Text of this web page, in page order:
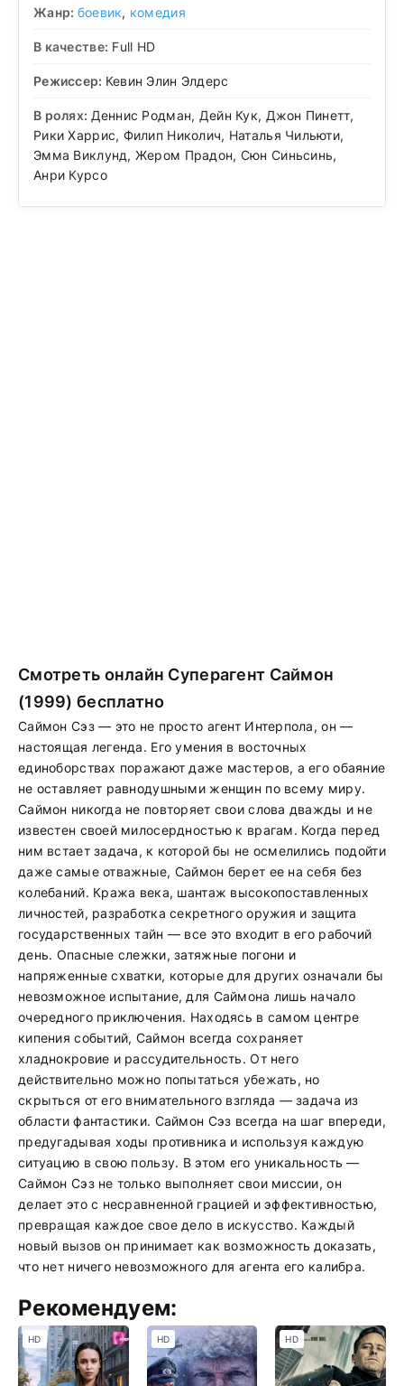
Жанр: боевик, комедия
В качестве: Full HD
Режиссер: Кевин Элин Элдерс
В ролях: Деннис Родман, Дейн Кук, Джон Пинетт,
Рики Харрис, Филип Николич, Наталья Чильюти,
Эмма Виклунд, Жером Прадон, Сюн Синьсинь,
Анри Курсо
Смотреть онлайн Суперагент Саймон
(1999) бесплатно
Саймон Сэз — это не просто агент Интерпола, он —
настоящая легенда. Его умения в восточных
единоборствах поражают даже мастеров, а его обаяние
не оставляет равнодушными женщин по всему миру.
Саймон никогда не повторяет свои слова дважды и не
известен своей милосердностью к врагам. Когда перед
ним встает задача, к которой бы не осмелились подойти
даже самые отважные, Саймон берет ее на себя без
колебаний. Кража века, шантаж высокопоставленных
личностей, разработка секретного оружия и защита
государственных тайн — все это входит в его рабочий
день. Опасные слежки, затяжные погони и
напряженные схватки, которые для других означали бы
невозможное испытание, для Саймона лишь начало
очередного приключения. Находясь в самом центре
кипения событий, Саймон всегда сохраняет
хладнокровие и рассудительность. От него
действительно можно попытаться убежать, но
скрыться от его внимательного взгляда — задача из
области фантастики. Саймон Сэз всегда на шаг впереди,
предугадывая ходы противника и используя каждую
ситуацию в свою пользу. В этом его уникальность —
Саймон Сэз не только выполняет свои миссии, он
делает это с несравненной грацией и эффективностью,
превращая каждое свое дело в искусство. Каждый
новый вызов он принимает как возможность доказать,
что нет ничего невозможного для агента его калибра.
Рекомендуем:
HD HD HD